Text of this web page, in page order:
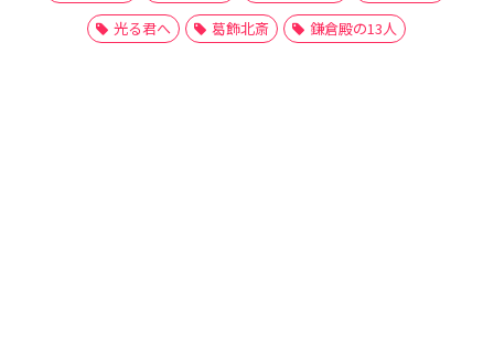
光る君へ
葛飾北斎 鎌倉殿の13人